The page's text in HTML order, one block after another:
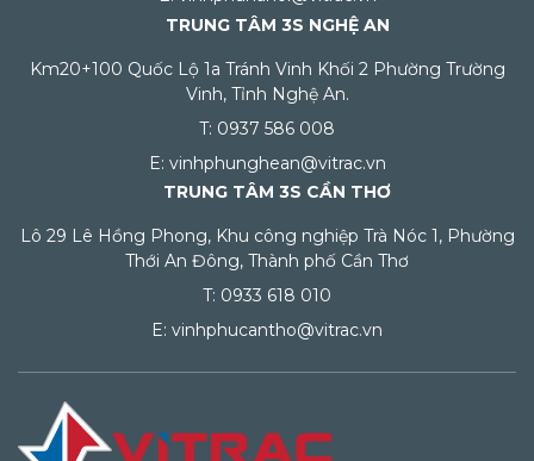
TRUNG TÂM 3S NGHỆ AN
Km20+100 Quốc Lộ 1a Tránh Vinh Khối 2 Phường Trường
Vinh, Tỉnh Nghệ An.
T: 0937 586 008
E: vinhphunghean@vitrac.vn
TRUNG TÂM 3S CẦN THƠ
Lô 29 Lê Hồng Phong, Khu công nghiệp Trà Nóc 1, Phường
Thới An Đông, Thành phố Cần Thơ
T: 0933 618 010
E: vinhphucantho@vitrac.vn